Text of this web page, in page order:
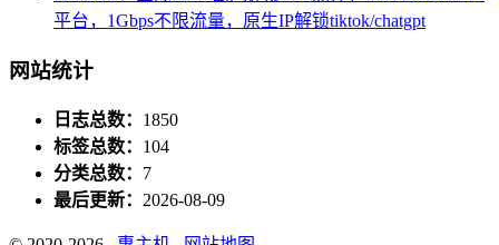
平台，1Gbps不限流量，原生IP解锁tiktok/chatgpt
网站统计
日志总数： 1850
标签总数： 104
分类总数： 7
最后更新： 2026-08-09